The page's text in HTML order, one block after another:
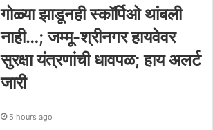
गोळ्या झाडूनही स्कॉर्पिओ थांबली
नाही…; जम्मू-श्रीनगर हायवेवर
सुरक्षा यंत्रणांची धावपळ; हाय अलर्ट
जारी
5 hours ago